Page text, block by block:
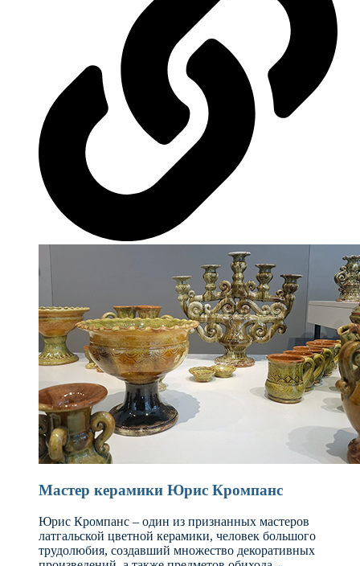
Мастер керамики Юрис Кромпанс
Юрис Кромпанс – один из признанных мастеров
латгальской цветной керамики, человек большого
трудолюбия, создавший множество декоративных